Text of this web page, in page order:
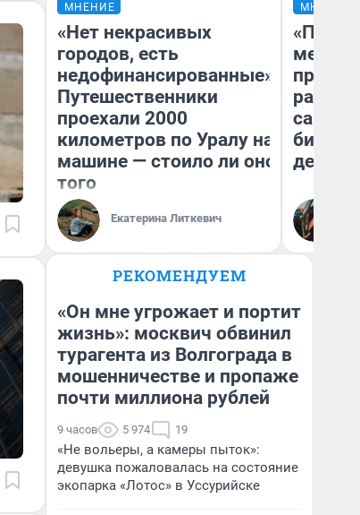
МНЕНИЕ
«Нет некрасивых
городов, есть
недофинансированные».
Путешественники
проехали 2000
километров по Уралу на
машине — стоило ли оно
того
Екатерина Литкевич
МНЕНИЕ
самом
РЕКОМЕНДУЕМ
«Он мне угрожает и портит
жизнь»: москвич обвинил
турагента из Волгограда в
мошенничестве и пропаже
почти миллиона рублей
9 часов 5 974 19
«Не вольеры, а камеры пыток»:
девушка пожаловалась на состояние
экопарка «Лотос» в Уссурийске